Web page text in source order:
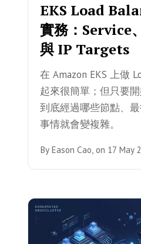
EKS Load
實務：Service
與 IP Targets
在 Amazon EKS 上做
起來很簡單；但只要
到底經過哪些節點、最
事情就會變複雜。
By Eason Cao,on 17 May